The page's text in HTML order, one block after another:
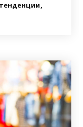
тенденции